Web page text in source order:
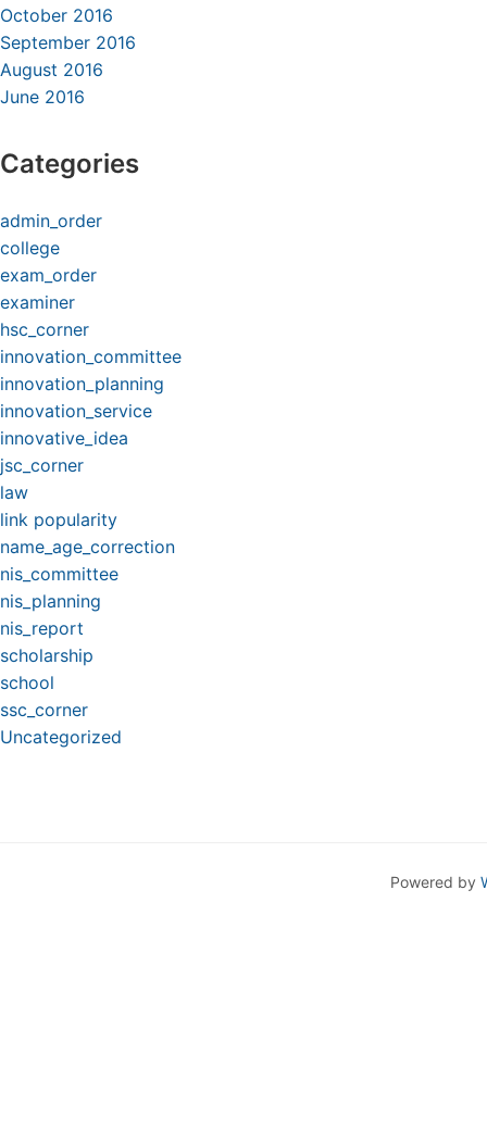
October 2016
September 2016
August 2016
June 2016
Categories
admin_order
college
exam_order
examiner
hsc_corner
innovation_committee
innovation_planning
innovation_service
innovative_idea
jsc_corner
law
link popularity
name_age_correction
nis_committee
nis_planning
nis_report
scholarship
school
ssc_corner
Uncategorized
Powered by